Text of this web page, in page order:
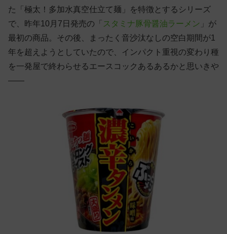
た「極太！多加水真空仕立て麺」を特徴とするシリーズ
で、昨年10月7日発売の「 スタミナ豚骨醤油ラーメン 」が
最初の商品。その後、まったく音沙汰なしの空白期間が1
年を超えようとしていたので、インパクト重視の変わり種
を一発屋で終わらせるエースコックあるあるかと思いきや
——